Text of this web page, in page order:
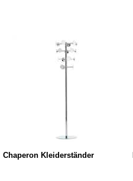
Chaperon Kleiderständer